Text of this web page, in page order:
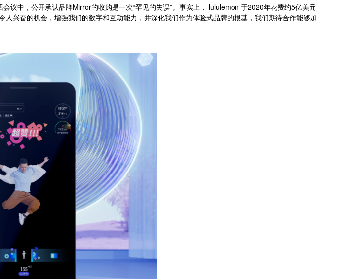
中，公开承认品牌Mirror的收购是一次“罕见的失误”。事实上， lululemon 于2020年花费约5亿美元
兴奋的机会，增强我们的数字和互动能力，并深化我们作为体验式品牌的根基，我们期待合作能够加